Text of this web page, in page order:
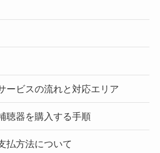
ービスの流れと対応エリア
聴器を購入する手順
払方法について